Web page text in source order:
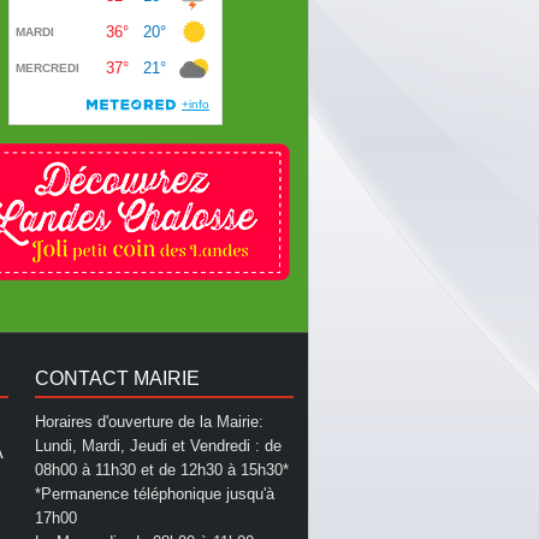
CONTACT MAIRIE
Horaires d'ouverture de la Mairie:
Lundi, Mardi, Jeudi et Vendredi : de
08h00 à 11h30 et de 12h30 à 15h30*
*Permanence téléphonique jusqu'à
17h00